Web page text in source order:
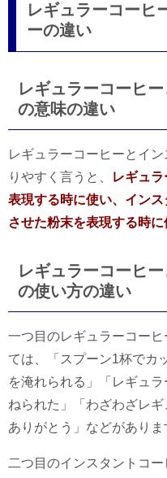
レギュラーコーヒ
ーの違い
レギュラーコーヒ
の意味の違い
レギュラーコーヒーとイ
りやすく言うと、
レギュ
表現する時に使い、イン
させた粉末を表現する時
レギュラーコーヒ
の使い方の違い
一つ目のレギュラーコー
ては、「スプーン1杯でカ
を淹れられる」「レギュ
ねられた」「わざわざレ
ありがとう」などがありま
二つ目のインスタントコ